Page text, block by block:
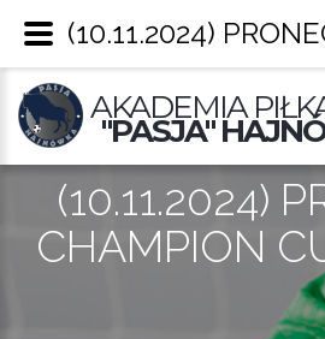
AKADEMIA
"PASJA"
(10.11.2024)
CHAMPION